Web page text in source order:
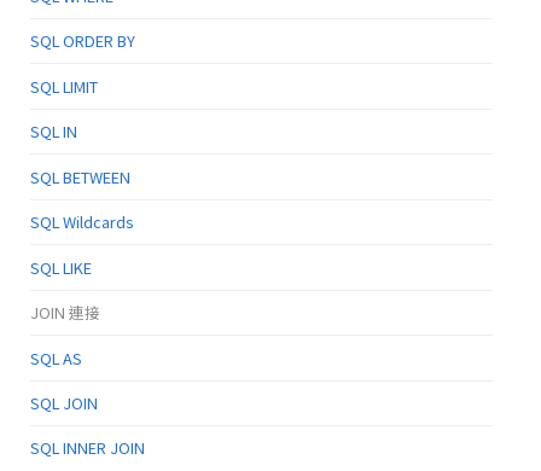
SQL ORDER BY
SQL LIMIT
SQL IN
SQL BETWEEN
SQL Wildcards
SQL LIKE
JOIN 連接
SQL AS
SQL JOIN
SQL INNER JOIN